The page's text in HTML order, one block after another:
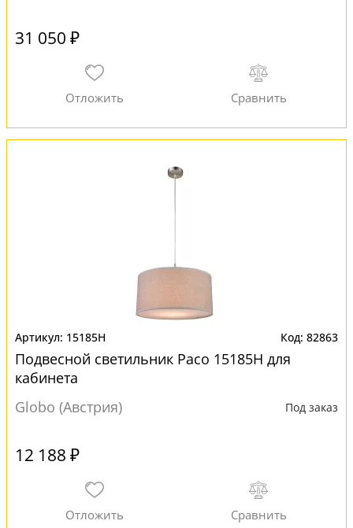
31 050 ₽
15185H 82863
Подвесной светильник Paco 15185H для
кабинета
Globo (Австрия)
Под заказ
12 188 ₽